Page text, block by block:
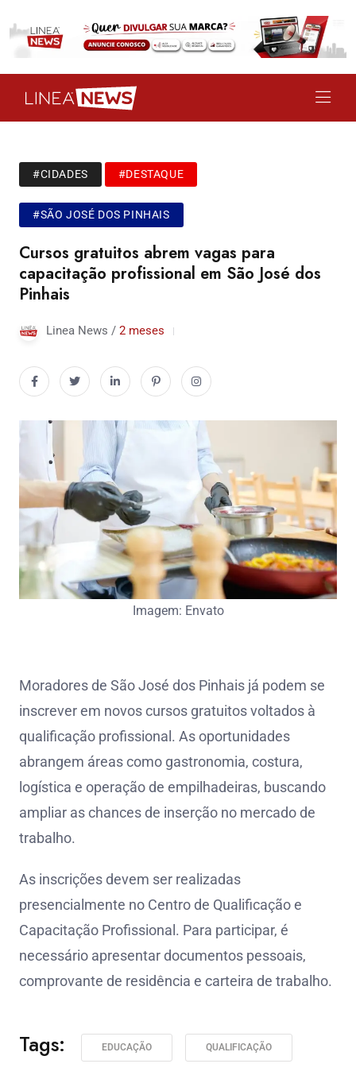
#CIDADES #DESTAQUE
#SÃO JOSÉ DOS PINHAIS
Cursos gratuitos abrem vagas para
capacitação profissional em São José dos
Pinhais
Linea News / 2 meses
Imagem: Envato
Moradores de São José dos Pinhais já podem se
inscrever em novos cursos gratuitos voltados à
qualificação profissional. As oportunidades
abrangem áreas como gastronomia, costura,
logística e operação de empilhadeiras, buscando
ampliar as chances de inserção no mercado de
trabalho.
As inscrições devem ser realizadas
presencialmente no Centro de Qualificação e
Capacitação Profissional. Para participar, é
necessário apresentar documentos pessoais,
comprovante de residência e carteira de trabalho.
Tags: EDUCAÇÃO QUALIFICAÇÃO